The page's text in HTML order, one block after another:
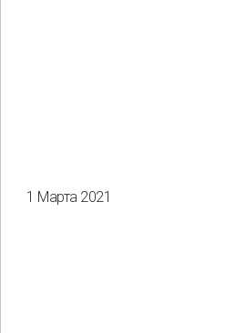
1 Марта 2021